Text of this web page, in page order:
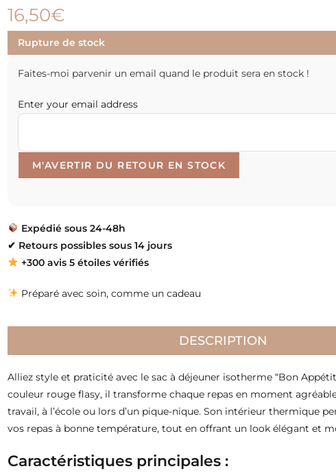
16,50€
Rupture de stock
Faites-moi parvenir un email quand le produit sera en stock !
Enter your email address
Expédié sous 24-48h
✔ Retours possibles sous 14 jours
+300 avis 5 étoiles vérifiés
Préparé avec soin, comme un cadeau
DESCRIPTION
Alliez style et praticité avec le sac à déjeuner isotherme “Bon
couleur rouge flasy, il transforme chaque repas en moment
travail, à l’école ou lors d’un pique-nique. Son intérieur thermique
vos repas à bonne température, tout en offrant un look élégant et
Caractéristiques principales :